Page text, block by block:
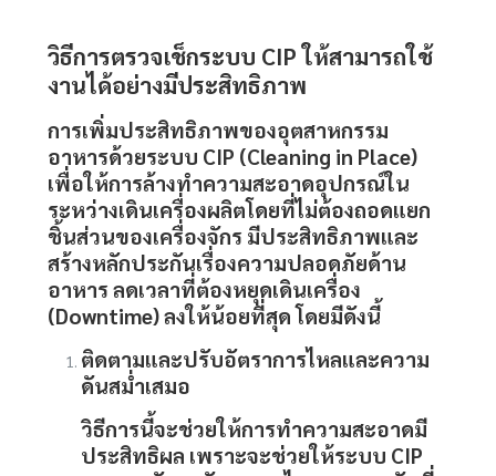
วิธีการตรวจเช็กระบบ CIPให้สามารถใช้
งานได้อย่างมีประสิทธิภาพ
การเพิ่มประสิทธิภาพของอุตสาหกรรม
อาหารด้วยระบบ CIP (Cleaning in Place)
เพื่อให้การล้างทำความสะอาดอุปกรณ์ใน
ระหว่างเดินเครื่องผลิตโดยที่ไม่ต้องถอดแยก
ชิ้นส่วนของเครื่องจักร มีประสิทธิภาพและ
สร้างหลักประกันเรื่องความปลอดภัยด้าน
อาหาร ลดเวลาที่ต้องหยุดเดินเครื่อง
(Downtime) ลงให้น้อยที่สุด โดยมีดังนี้
ติดตามและปรับอัตราการไหลและความ
ดันสม่ำเสมอ
วิธีการนี้จะช่วยให้การทำความสะอาดมี
ประสิทธิผล เพราะจะช่วยให้ระบบ CIP